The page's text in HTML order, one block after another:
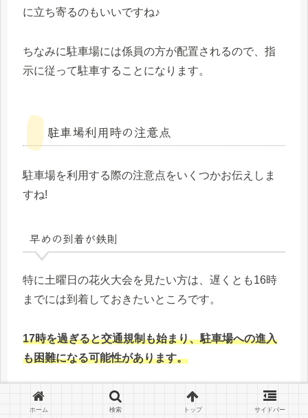
に立ち寄るのもいいですね♪
ちなみに駐車場には係員の方が配置されるので、指
示に従って駐車することになります。
駐車場利用時の注意点
駐車場を利用する際の注意点をいくつかお伝えしま
すね!
早めの到着が鉄則
特に土曜日の花火大会を見たい方は、遅くとも16時
までには到着しておきたいところです。
17時を過ぎると交通規制も始まり、駐車場への進入
も困難になる可能性があります。
私の経験では、15時頃に着いておけば余裕を持って
ホーム 検索 トップ サイドバー